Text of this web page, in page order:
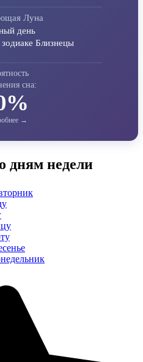
Луна
день
Близнецы
сна:
дням недели